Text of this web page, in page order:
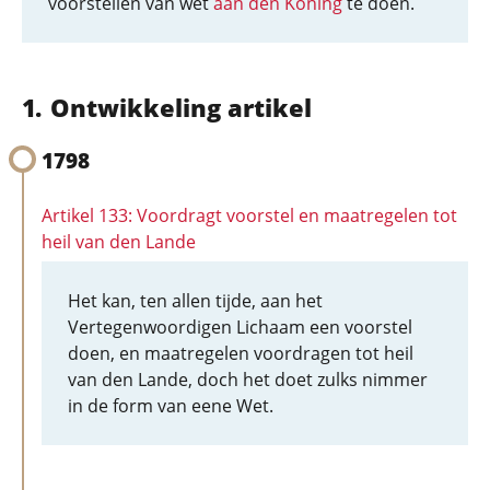
Ontwikkeling artikel
1798
Artikel 133: Voordragt voorstel en maatregelen tot
heil van den Lande
Het kan, ten allen tijde, aan het
Vertegenwoordigen Lichaam een voorstel
doen, en maatregelen voordragen tot heil
van den Lande, doch het doet zulks nimmer
in de form van eene Wet.